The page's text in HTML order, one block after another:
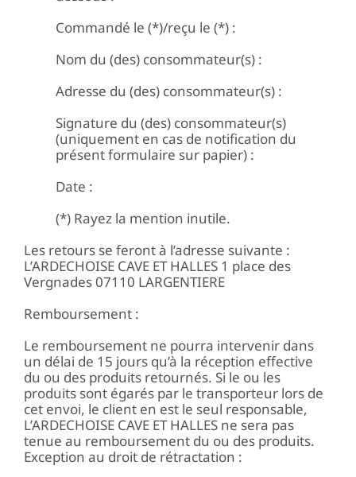
Commandé le (*)/reçu le (*) :
Nom du (des) consommateur(s) :
Adresse du (des) consommateur(s) :
Signature du (des) consommateur(s)
(uniquement en cas de notification du
présent formulaire sur papier) :
Date :
(*) Rayez la mention inutile.
Les retours se feront à l’adresse suivante :
L’ARDECHOISE CAVE ET HALLES 1 place des
Vergnades 07110 LARGENTIERE
Remboursement :
Le remboursement ne pourra intervenir dans
un délai de 15 jours qu’à la réception effective
du ou des produits retournés. Si le ou les
produits sont égarés par le transporteur lors de
cet envoi, le client en est le seul responsable,
L’ARDECHOISE CAVE ET HALLES ne sera pas
tenue au remboursement du ou des produits.
Exception au droit de rétractation :